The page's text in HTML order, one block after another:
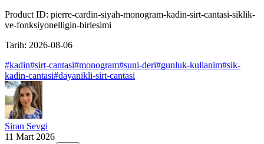
Product ID: pierre-cardin-siyah-monogram-kadin-sirt-cantasi-siklik-
ve-fonksiyonelligin-birlesimi
Tarih: 2026-08-06
#kadin#sirt-cantasi#monogram#suni-deri#gunluk-kullanim#sik-
kadin-cantasi#dayanikli-sirt-cantasi
Siran Sevgi
11 Mart 2026